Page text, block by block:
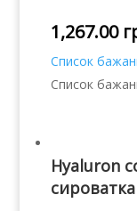
1,267.00
Список
Список
Hyaluron
сироватка